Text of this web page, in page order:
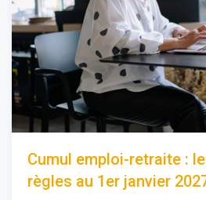
Cumul emploi-retraite :
règles au 1er janvier